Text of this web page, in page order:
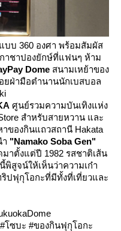
บบ 360 องศา พร้อมสัมผัส
าชาปองยักษ์ที่แฟนๆ ห้าม
Dome สนามเหย้าของ
ยฝ่ามือตำนานนักเบสบอล
ศูนย์รวมความบันเทิงแห่ง
สำหรับสายหวาน และ
ของกินแถวสถานี Hakata
"Namako Soba Gen"
มาตั้งแต่ปี 1982 รสชาติเส้น
สูจน์ให้เห็นว่าความเก๋า
ปฟุกุโอกะที่มีทั้งที่เที่ยวและ
โซบะ #ของกินฟุกุโอกะ